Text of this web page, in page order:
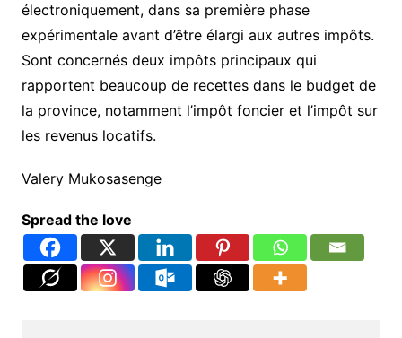
électroniquement, dans sa première phase
expérimentale avant d’être élargi aux autres impôts.
Sont concernés deux impôts principaux qui
rapportent beaucoup de recettes dans le budget de
la province, notamment l’impôt foncier et l’impôt sur
les revenus locatifs.
Valery Mukosasenge
Spread the love